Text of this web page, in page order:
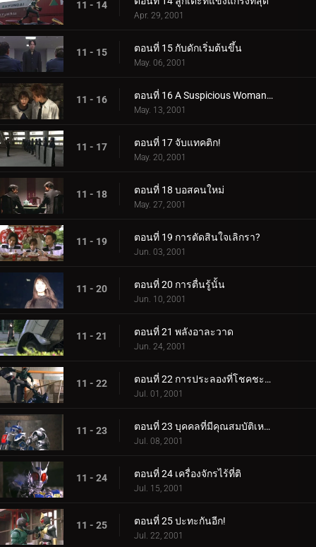
11 - 14
Apr. 29, 2001
11 - 15 ตอนที่ 15 กับดักเริ่มต้นขึ้น
May. 06, 2001
11 - 16 ตอนที่ 16 A Suspicious Womanโ€ฆ
May. 13, 2001
11 - 17 ตอนที่ 17 จับแทคติก!
May. 20, 2001
11 - 18 ตอนที่ 18 บอสคนใหม่
May. 27, 2001
11 - 19 ตอนที่ 19 การตัดสินใจเลิกรา?
Jun. 03, 2001
11 - 20 ตอนที่ 20 การตื่นรู้นั้น
Jun. 10, 2001
11 - 21 ตอนที่ 21 พลังอาละวาด
Jun. 24, 2001
11 - 22 ตอนที่ 22 การประลองที่โชคชะตา
Jul. 01, 2001
11 - 23 ตอนที่ 23 บุคคลที่มีคุณสมบัติเหมาะสม
Jul. 08, 2001
11 - 24 ตอนที่ 24 เครื่องจักรไร้ที่ติ
Jul. 15, 2001
11 - 25 ตอนที่ 25 ปะทะกันอีก!
Jul. 22, 2001